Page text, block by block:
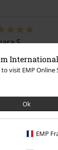
International
to visit EMP
Ok
EMP
S.
am:
in Meter:
Größe: 3xl